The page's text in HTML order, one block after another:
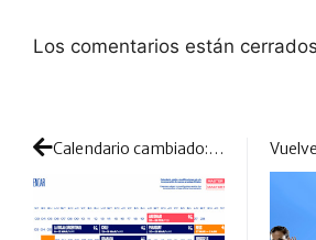
Los comentarios están
Calendario cambiado: World Padel Tour elimina Estocolmo y añade novedades a su hoja de ruta